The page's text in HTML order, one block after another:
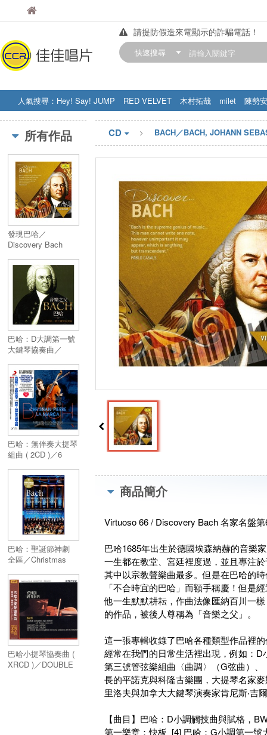
佳佳唱片
請提防假造來電顯示的詐騙電話！
【中華門市營業時間調整公告】
快速搜尋
人氣搜尋： Hey! Say! JUMP RED VELVET 木村拓哉 milet
陳勢安
STRAY KIDS
盧廣仲 周杰伦
所有作品
發現巴哈／
Discovery Bach
巴哈：D大調第一號
大鍵琴協奏曲／
CONCERTO NO.1 D
MINOR, BWV1052
巴哈：無伴奏大提琴
組曲 ( 2CD )／6
violoncelle ( 2CD )
巴哈：聖誕節神劇
全區／Christmas
全區
巴哈小提琴協奏曲 (
XRCD )／DOUBLE
CD BACH／BACH, JOHANN
商品簡介
Virtuoso 66 / Discovery Bach 名家名盤
巴哈1685年出生於德國埃森納赫的音樂
一生都在教堂、宮廷裡度過，並且專注
其中以宗教聲樂曲最多。但是在巴哈的
「不合時宜的巴哈」而額手稱慶！但是
他一生默默耕耘，作曲法像匯納百川一
的作品，被後人尊稱為「音樂之父」。
這一張專輯收錄了巴哈各種類型作品裡
經常在我們的日常生活裡出現，例如：
第三號管弦樂組曲〈曲調〉（G弦曲）
長的平諾克與科隆古樂團，大提琴名家
里洛夫與加拿大大鍵琴演奏家肯尼斯‧吉
【曲目】巴哈：D小調觸技曲與賦格，
第一樂章：快板 [4] 巴哈：G小調第一